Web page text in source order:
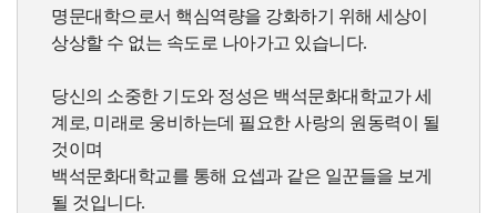
명문대학으로서 핵심역량을 강화하기 위해 세상이
상상할 수 없는 속도로 나아가고 있습니다.
당신의 소중한 기도와 정성은 백석문화대학교가 세
계로, 미래로 웅비하는데 필요한 사랑의 원동력이 될
것이며
백석문화대학교를 통해 요셉과 같은 일꾼들을 보게
될 것입니다.